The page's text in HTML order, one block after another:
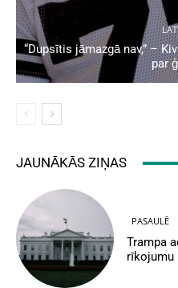
“Dupsītis jāmazgā nav,” –
par
JAUNĀKĀS ZIŅAS
PASAULĒ
Trampa
rīkojumu